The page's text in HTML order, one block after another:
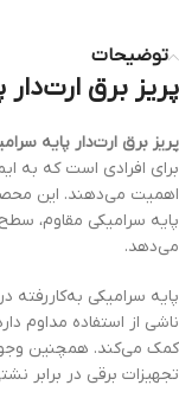
توضیحات
پریز برق
پریز برق ارت‌دار پایه
برای افرادی است که به
اهمیت می‌دهند. این
پایه سرامیکی مقاوم، سطح
می‌دهد.
پایه سرامیکی به‌کاررفته
ناشی از استفاده مداوم
کمک می‌کند. همچنین
تجهیزات برقی در برابر